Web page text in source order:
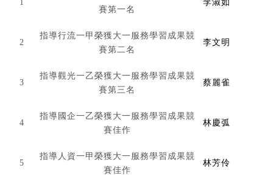
1
賽第一名
李淑如
2
指導行流一甲榮獲大一服務學習成果競
賽第二名
李文明
3
指導觀光一乙榮獲大一服務學習成果競
賽第三名
蔡麗雀
4
指導國企一乙榮獲大一服務學習成果競
賽佳作
林慶弧
5
指導人資一甲榮獲大一服務學習成果競
賽佳作
林芳伶